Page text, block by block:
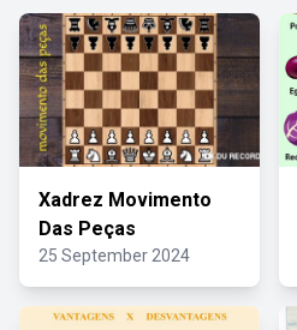
Xadrez Movimento
Das Peças
25 September 2024